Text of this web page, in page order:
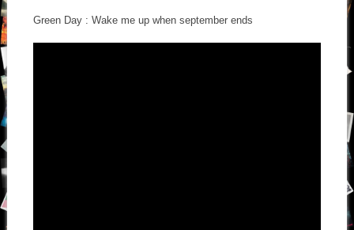
Green Day : Wake me up when september ends